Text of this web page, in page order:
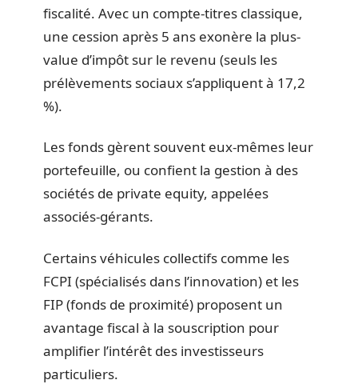
fiscalité. Avec un compte-titres classique,
une cession après 5 ans exonère la plus-
value d’impôt sur le revenu (seuls les
prélèvements sociaux s’appliquent à 17,2
%).
Les fonds gèrent souvent eux-mêmes leur
portefeuille, ou confient la gestion à des
sociétés de private equity, appelées
associés-gérants.
Certains véhicules collectifs comme les
FCPI (spécialisés dans l’innovation) et les
FIP (fonds de proximité) proposent un
avantage fiscal à la souscription pour
amplifier l’intérêt des investisseurs
particuliers.